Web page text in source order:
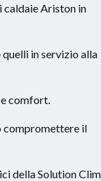
caldaie Ariston in
in servizio alla
comfort.
compromettere il
della Solution